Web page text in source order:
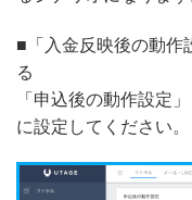
■「入金反映後の動作
る
「申込後の動作設定
に設定してください。